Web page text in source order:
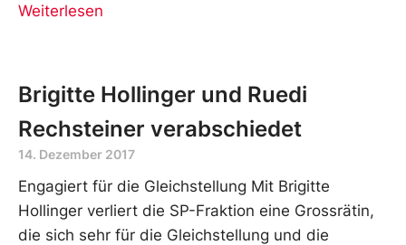
Weiterlesen
Brigitte Hollinger und Ruedi
Rechsteiner verabschiedet
14. Dezember 2017
Engagiert für die Gleichstellung Mit Brigitte
Hollinger verliert die SP-Fraktion eine Grossrätin,
die sich sehr für die Gleichstellung und die